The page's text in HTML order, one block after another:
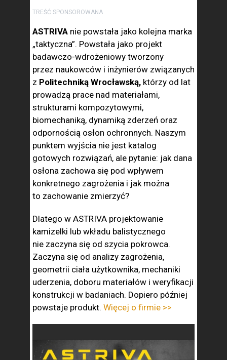
TREŚĆ SPONSOROWANA
ASTRIVA nie powstała jako kolejna marka
„taktyczna”. Powstała jako projekt
badawczo-wdrożeniowy tworzony
przez naukowców i inżynierów związanych
z Politechniką Wrocławską, którzy od lat
prowadzą prace nad materiałami,
strukturami kompozytowymi,
biomechaniką, dynamiką zderzeń oraz
odpornością osłon ochronnych. Naszym
punktem wyjścia nie jest katalog
gotowych rozwiązań, ale pytanie: jak dana
osłona zachowa się pod wpływem
konkretnego zagrożenia i jak można
to zachowanie zmierzyć?
Dlatego w ASTRIVA projektowanie
kamizelki lub wkładu balistycznego
nie zaczyna się od szycia pokrowca.
Zaczyna się od analizy zagrożenia,
geometrii ciała użytkownika, mechaniki
uderzenia, doboru materiałów i weryfikacji
konstrukcji w badaniach. Dopiero później
powstaje produkt. Więcej o firmie >>